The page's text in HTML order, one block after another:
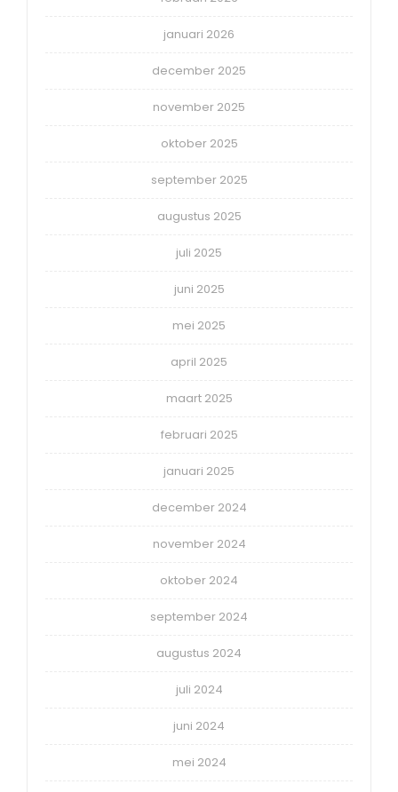
januari 2026
december 2025
november 2025
oktober 2025
september 2025
augustus 2025
juli 2025
juni 2025
mei 2025
april 2025
maart 2025
februari 2025
januari 2025
december 2024
november 2024
oktober 2024
september 2024
augustus 2024
juli 2024
juni 2024
mei 2024